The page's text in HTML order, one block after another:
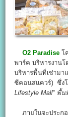
O2 Paradise โ
พาร์ค บริหารงาน
บริหารพื้นที่เช่ามา
ซีคอนสแควร์) ซึ่งโ
Lifestyle Mall” พื้
ภายในจะประก